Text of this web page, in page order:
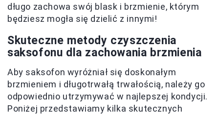
długo zachowa swój blask i brzmienie, którym
będziesz mogła się dzielić z innymi!
Skuteczne metody czyszczenia
saksofonu dla zachowania brzmienia
Aby saksofon wyróżniał się doskonałym
brzmieniem i długotrwałą trwałością, należy go
odpowiednio utrzymywać w najlepszej kondycji.
Poniżej przedstawiamy kilka skutecznych